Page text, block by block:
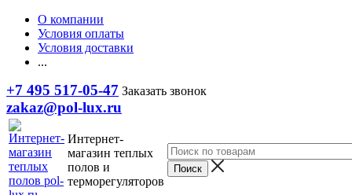
О компании
Условия оплаты
Условия доставки
...
+7 495 517-05-47 Заказать звонок
zakaz@pol-lux.ru
Интернет-
магазин теплых
полов и
терморегуляторов